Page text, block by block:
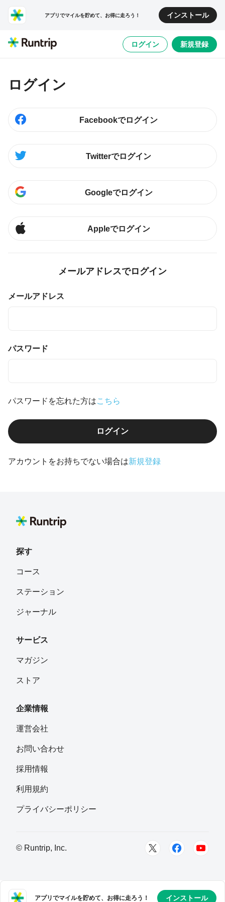
アプリでマイルを貯めて、お得に走ろう！ インストール
ログイン 新規登録
ログイン
Facebookでログイン
Twitterでログイン
Googleでログイン
Appleでログイン
メールアドレスでログイン
メールアドレス
パスワード
パスワードを忘れた方はこちら
ログイン
アカウントをお持ちでない場合は新規登録
探す
コース
ステーション
ジャーナル
サービス
マガジン
ストア
企業情報
運営会社
お問い合わせ
採用情報
利用規約
プライバシーポリシー
© Runtrip, Inc.
アプリでマイルを貯めて、お得に走ろう！ インストール